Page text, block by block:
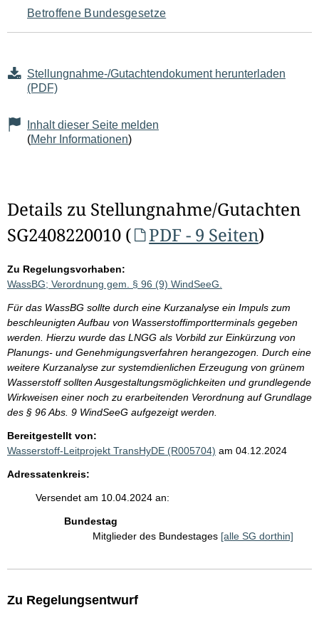
Betroffene Bundesgesetze
Stellungnahme-/Gutachtendokument herunterladen
(PDF)
Inhalt dieser Seite melden
(Mehr Informationen)
Details zu Stellungnahme/Gutachten
SG2408220010 (
PDF - 9 Seiten)
Zu Regelungsvorhaben:
WassBG; Verordnung gem. § 96 (9) WindSeeG.
Für das WassBG sollte durch eine Kurzanalyse ein Impuls zum
beschleunigten Aufbau von Wasserstoffimportterminals gegeben
werden. Hierzu wurde das LNGG als Vorbild zur Einkürzung von
Planungs- und Genehmigungsverfahren herangezogen. Durch eine
weitere Kurzanalyse zur systemdienlichen Erzeugung von grünem
Wasserstoff sollten Ausgestaltungsmöglichkeiten und grundlegende
Wirkweisen einer noch zu erarbeitenden Verordnung auf Grundlage
des § 96 Abs. 9 WindSeeG aufgezeigt werden.
Bereitgestellt von:
Wasserstoff-Leitprojekt TransHyDE (R005704) am 04.12.2024
Adressatenkreis:
Versendet am 10.04.2024 an:
Bundestag
Mitglieder des Bundestages [alle SG dorthin]
Zu Regelungsentwurf